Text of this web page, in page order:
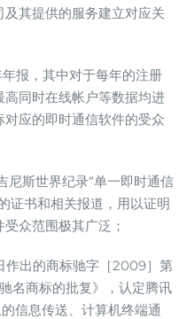
其提供的服务建立对应关
报，其中对于每年的注册
同时在线帐户等数据均进
应的即时通信软件的受众
尼斯世界纪录“单一即时通信
证书和相关报道，用以证明
众范围极其广泛；
出的商标驰字［2009］第
名商标的批复》，认定腾讯
信息传送、计算机终端通